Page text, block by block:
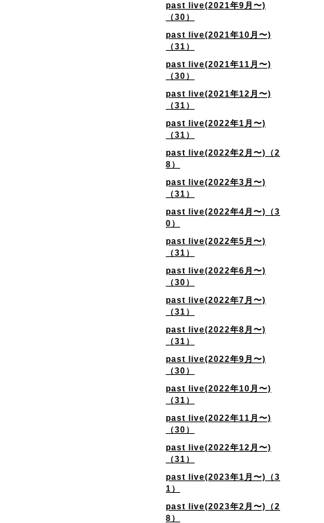
past live(2021年9月〜)
（30）
past live(2021年10月〜)
（31）
past live(2021年11月〜)
（30）
past live(2021年12月〜)
（31）
past live(2022年1月〜)
（31）
past live(2022年2月〜)（2
8）
past live(2022年3月〜)
（31）
past live(2022年4月〜)（3
0）
past live(2022年5月〜)
（31）
past live(2022年6月〜)
（30）
past live(2022年7月〜)
（31）
past live(2022年8月〜)
（31）
past live(2022年9月〜)
（30）
past live(2022年10月〜)
（31）
past live(2022年11月〜)
（30）
past live(2022年12月〜)
（31）
past live(2023年1月〜)（3
1）
past live(2023年2月〜)（2
8）